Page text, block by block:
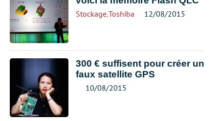
Stockage,Toshiba 12/08/2015
300 € suffisent pour créer un
faux satellite GPS
10/08/2015